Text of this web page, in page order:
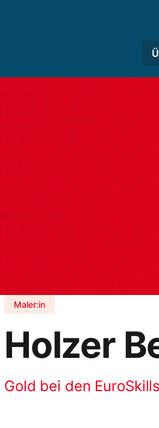
Maler:in
Holzer
Gold bei den